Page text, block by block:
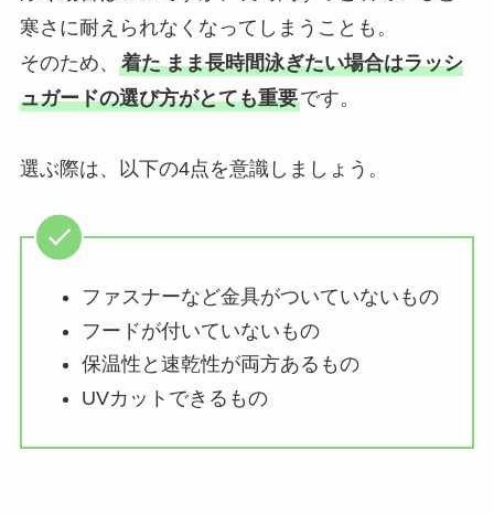
寒さに耐えられなくなってしまうことも。
そのため、 着た まま長時間泳ぎたい場合はラッシ
ュガードの選び方がとても重要です。
選ぶ際は、以下の4点を意識しましょう。
ファスナーなど金具がついていないもの
フードが付いていないもの
保温性と速乾性が両方あるもの
UVカットできるもの